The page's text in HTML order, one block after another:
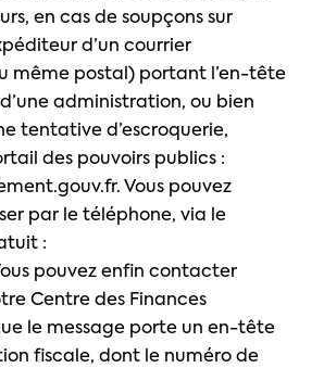
en cas de soupçons sur
d’un courrier
même postal) portant l’en-tête
administration, ou bien
tentative d’escroquerie,
des pouvoirs publics :
Vous pouvez
par le téléphone, via le
:
pouvez enfin contacter
Centre des Finances
le message porte un en-tête
fiscale, dont le numéro de